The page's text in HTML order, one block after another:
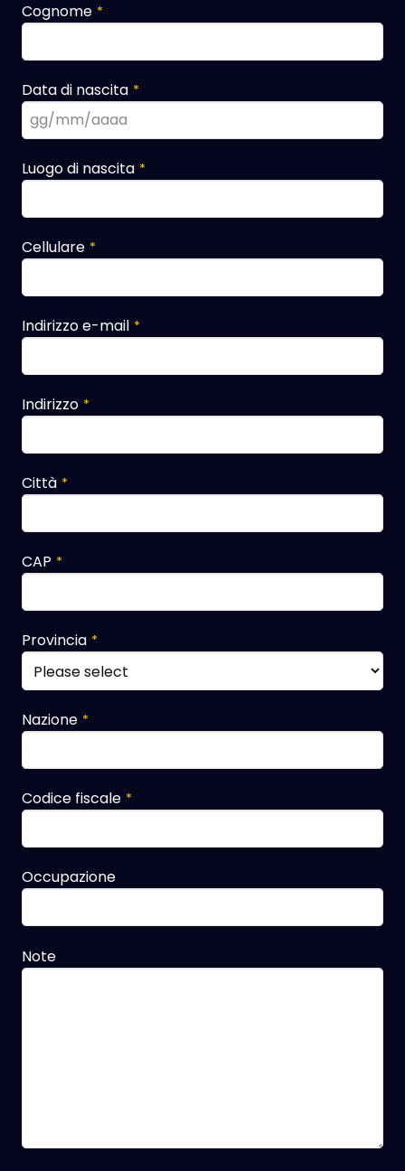
Cognome *
Data di nascita *
Luogo di nascita *
Cellulare *
Indirizzo e-mail *
Indirizzo *
Città *
CAP *
Provincia *
Nazione *
Codice fiscale *
Occupazione
Note